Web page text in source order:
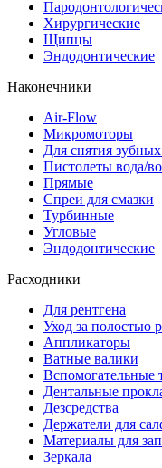
Хирургические
Щипцы
Эндодонтические
Наконечники
Air-Flow
Микромоторы
Для снятия
Пистолеты вода/
Прямые
Спреи для смазки
Турбинные
Угловые
Эндодонтические
Расходники
Для рентгена
Уход за полостью
Аппликаторы
Ватные валики
Вспомогательные
Дентальные
Дезсредства
Держатели для
Материалы для
Зеркала